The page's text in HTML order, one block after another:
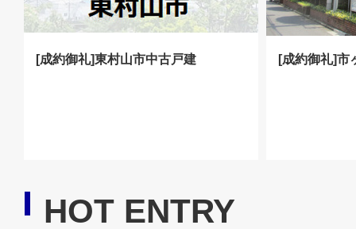
[成約御礼]東村山市中古戸建 [成約御礼]市
HOT ENTRY